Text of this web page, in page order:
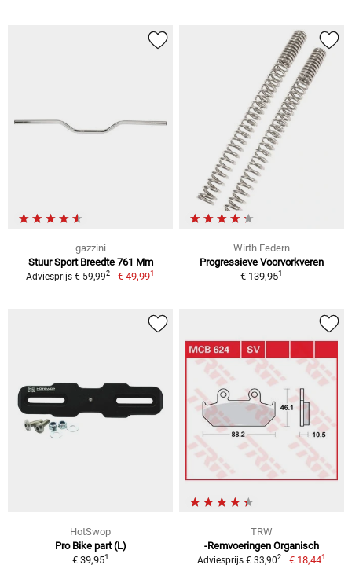
gazzini
Stuur Sport Breedte 761 Mm
Adviesprijs € 59,992 € 49,991
Wirth Federn
Progressieve Voorvorkveren
€ 139,951
HotSwop
Pro Bike part (L)
€ 39,951
TRW
-Remvoeringen Organisch
Adviesprijs € 33,902 € 18,441